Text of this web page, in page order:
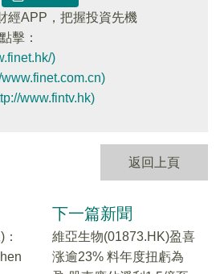
經APP，把握投資先機
擊：
)
www.finet.com.cn)
www.fintv.hk)
返回上頁
下一篇新聞
維亞生物(01873.HK)盈喜
涨逾23% 料年度扭虧為